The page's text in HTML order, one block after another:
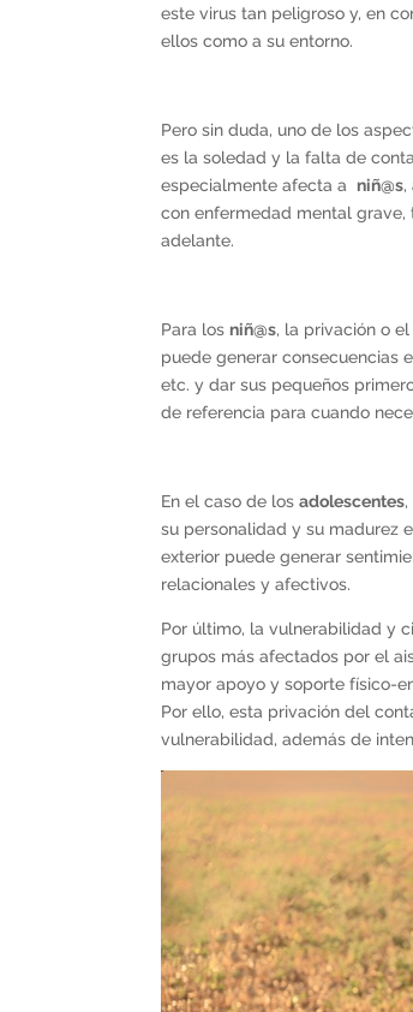
este virus tan peligroso y, en
ellos como a su entorno.
Pero sin duda, uno de los
es la soledad y la falta de
especialmente afecta aniñ@s,
con enfermedad mental
adelante.
Para losniñ@s, la privación o
puede generar consecuencias
etc. y dar sus pequeños
de referencia para cuando
En el caso de losadolescentes
su personalidad y su madurez
exterior puede generar
relacionales y afectivos.
Por último, la vulnerabilidad y
grupos más afectados por el
mayor apoyo y soporte físico-
Por ello, esta privación del
vulnerabilidad, además de